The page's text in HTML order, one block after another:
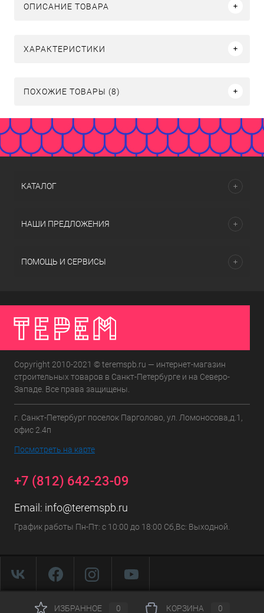
ОПИСАНИЕ ТОВАРА
ХАРАКТЕРИСТИКИ
ПОХОЖИЕ ТОВАРЫ (8)
КАТАЛОГ
НАШИ ПРЕДЛОЖЕНИЯ
ПОМОЩЬ И СЕРВИСЫ
Copyright 2010-2021 © teremspb.ru — интернет-магазин
строительных товаров в Санкт-Петербурге и на Северо-
Западе. Все права защищены.
г. Санкт-Петербург поселок Парголово, ул. Ломоносова,д.1,
офис 2.4п
Посмотреть на карте
+7 (812) 642-23-09
Email: info@teremspb.ru
График работы Пн-Пт: с 10:00 до 18:00 Сб,Вс: Выходной.
ИЗБРАННОЕ 0 КОРЗИНА 0